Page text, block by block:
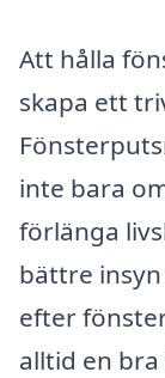
Att hålla
skapa ett
inte bara
förlänga
bättre
efter
alltid en